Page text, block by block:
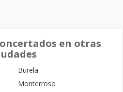
en otras
Burela
Monterroso